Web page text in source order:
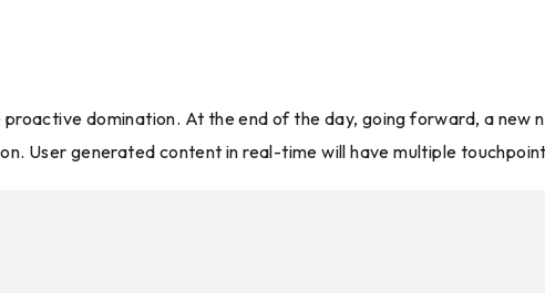
domination. At the end of the day, going forward, a new
User generated content in real-time will have multiple